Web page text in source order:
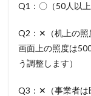
Q1：〇（50人以
Q2：✕（机上の照
画面上の照度は
う調整します）
Q3：✕（事業者は